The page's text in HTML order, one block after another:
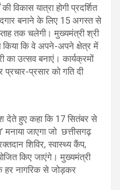
विकास यात्रा होगी प्रदर्शित
बनाने के लिए 15 अगस्त से
तक चलेगी। मुख्यमंत्री श्री
किया कि वे अपने-अपने क्षेत्र में
उत्सव बनाएं। कार्यक्रमों
प्रसार को गति दी
देते हुए कहा कि 17 सितंबर से
जाएगा जो छत्तीसगढ़
शिविर, स्वास्थ्य कैंप,
किए जाएंगे। मुख्यमंत्री
हर नागरिक से जोड़कर